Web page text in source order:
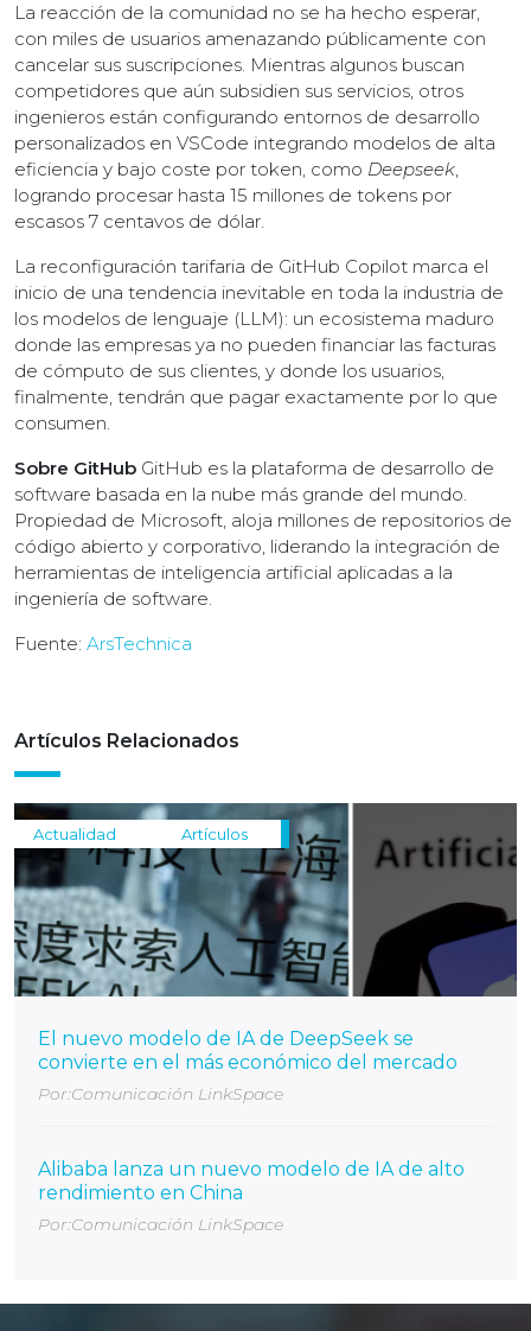
La reacción de la comunidad no se ha hecho esperar,
con miles de usuarios amenazando públicamente con
cancelar sus suscripciones. Mientras algunos buscan
competidores que aún subsidien sus servicios, otros
ingenieros están configurando entornos de desarrollo
personalizados en VSCode integrando modelos de alta
eficiencia y bajo coste por token, como Deepseek,
logrando procesar hasta 15 millones de tokens por
escasos 7 centavos de dólar.
La reconfiguración tarifaria de GitHub Copilot marca el
inicio de una tendencia inevitable en toda la industria de
los modelos de lenguaje (LLM): un ecosistema maduro
donde las empresas ya no pueden financiar las facturas
de cómputo de sus clientes, y donde los usuarios,
finalmente, tendrán que pagar exactamente por lo que
consumen.
Sobre GitHub GitHub es la plataforma de desarrollo de
software basada en la nube más grande del mundo.
Propiedad de Microsoft, aloja millones de repositorios de
código abierto y corporativo, liderando la integración de
herramientas de inteligencia artificial aplicadas a la
ingeniería de software.
Fuente: ArsTechnica
Artículos Relacionados
Actualidad Artículos
El nuevo modelo de IA de DeepSeek se
convierte en el más económico del mercado
Por:Comunicación LinkSpace
Alibaba lanza un nuevo modelo de IA de alto
rendimiento en China
Por:Comunicación LinkSpace